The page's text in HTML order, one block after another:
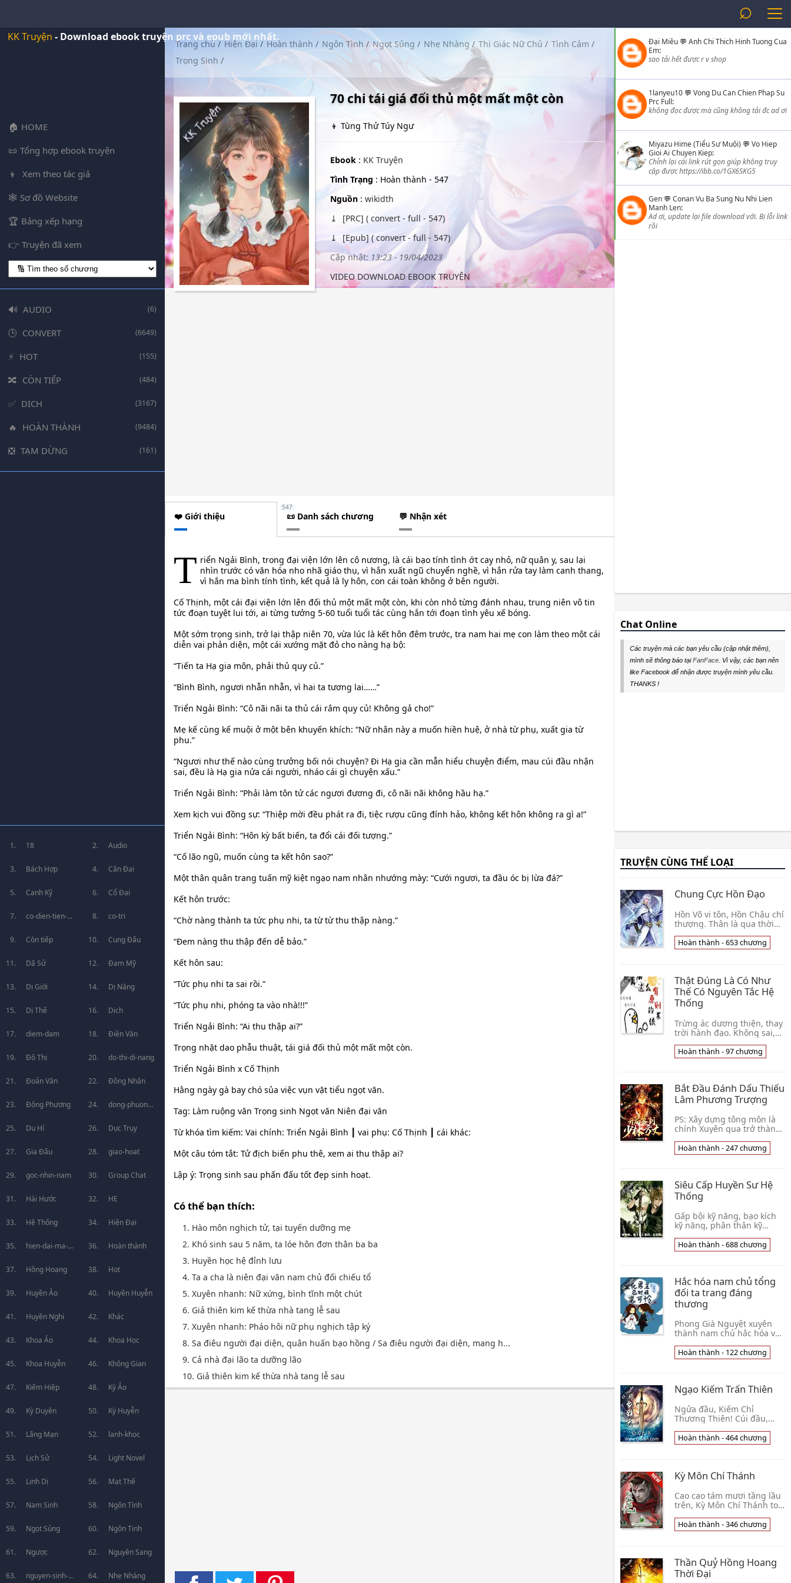
KK Truyện - Download ebook truyện prc và epub mới nhất.
⌕
HOME
Tổng hợp ebook truyện
Xem theo tác giả
Sơ đồ Website
Bảng xếp hạng
Truyện đã xem
AUDIO (6)
CONVERT (6649)
HOT (155)
CÒN TIẾP (484)
DỊCH (3167)
HOÀN THÀNH (9484)
TẠM DỪNG (161)
18 Audio
Bách Hợp Cận Đại
Cạnh Kỹ Cổ Đại
co-dien-tien-
hiep
co-tri
Còn tiếp Cung Đấu
Dã Sử Đam Mỹ
Dị Giới Dị Năng
Dị Thế Dịch
diem-dam Điền Văn
Đô Thị do-thi-di-nang
Đoản Văn Đồng Nhân
Đông Phương dong-phuong-
huyen-huyen
Du Hí Dục Trụy
Gia Đấu giao-hoat
goc-nhin-nam Group Chat
Hài Hước HE
Hệ Thống Hiện Đại
hien-dai-ma-
phap
Hoàn thành
Hồng Hoang Hot
Huyền Ảo Huyền Huyễn
Huyền Nghi Khác
Khoa Ảo Khoa Học
Khoa Huyễn Không Gian
Kiếm Hiệp Kỳ Ảo
Kỳ Duyên Kỳ Huyễn
Lãng Mạn lanh-khoc
Lịch Sử Light Novel
Linh Dị Mạt Thế
Nam Sinh Ngôn Tình
Ngọt Sủng Ngôn Tinh
Ngược Nguyên Sang
nguyen-sinh- Nhẹ Nhàng
Trang chủ/ Hiện Đại/ Hoàn thành / Ngôn Tình / Ngọt Sủng / Nhẹ Nhàng / Thị Giác Nữ Chủ / Tình Cảm /
Trọng Sinh /
70 chi tái giá đối thủ một mất một còn
👦 Tùng Thử Túy Ngư
Ebook : KK Truyện
Tình Trạng : Hoàn thành - 547
Nguồn: wikidth
[PRC] ( convert - full - 547)
[Epub] ( convert - full - 547)
Cập nhật: 13:23 - 19/04/2023
VIDEO DOWNLOAD EBOOK TRUYỆN
❤️ Giới thiệu 📜 Danh sách chương
547
💬 Nhận xét
T riển Ngải Bình, trong đại viện lớn lên cô nương, là cái bạo tính tình ớt cay nhỏ, nữ quân y, sau lại
nhìn trước có văn hóa nho nhã giáo thụ, vì hắn xuất ngũ chuyển nghề, vì hắn rửa tay làm canh thang,
vì hắn ma bình tính tình, kết quả là ly hôn, con cái toàn không ở bên người.
Cố Thịnh, một cái đại viện lớn lên đối thủ một mất một còn, khi còn nhỏ từng đánh nhau, trung niên vô tin
tức đoạn tuyệt lui tới, ai từng tưởng 5-60 tuổi tuổi tác cùng hắn tới đoạn tình yêu xế bóng.
Một sớm trọng sinh, trở lại thập niên 70, vừa lúc là kết hôn đêm trước, tra nam hai mẹ con làm theo một cái
diễn vai phản diện, một cái xướng mặt đỏ cho nàng hạ bộ:
“Tiến ta Hạ gia môn, phải thủ quy củ.”
“Bình Bình, ngươi nhẫn nhẫn, vì hai ta tương lai……”
Triển Ngải Bình: “Cô nãi nãi ta thủ cái rắm quy củ! Không gả cho!”
Mẹ kế cùng kế muội ở một bên khuyến khích: “Nữ nhân này a muốn hiền huệ, ở nhà từ phụ, xuất gia từ
phu.”
“Ngươi như thế nào cùng trưởng bối nói chuyện? Đi Hạ gia cần mẫn hiểu chuyện điểm, mau cúi đầu nhận
sai, đều là Hạ gia nửa cái người, nháo cái gì chuyện xấu.”
Triển Ngải Bình: “Phải làm tôn tử các ngươi đương đi, cô nãi nãi không hầu hạ.”
Xem kịch vui đồng sự: “Thiệp mời đều phát ra đi, tiệc rượu cũng đính hảo, không kết hôn không ra gì a!”
Triển Ngải Bình: “Hôn kỳ bất biến, ta đổi cái đối tượng.”
“Cố lão ngũ, muốn cùng ta kết hôn sao?”
Một thân quân trang tuấn mỹ kiệt ngạo nam nhân nhướng mày: “Cưới ngươi, ta đầu óc bị lừa đá?”
Kết hôn trước:
“Chờ nàng thành ta tức phụ nhi, ta từ từ thu thập nàng.”
“Đem nàng thu thập đến dễ bảo.”
Kết hôn sau:
“Tức phụ nhi ta sai rồi.”
“Tức phụ nhi, phóng ta vào nhà!!!”
Triển Ngải Bình: “Ai thu thập ai?”
Trọng nhặt dao phẫu thuật, tái giá đối thủ một mất một còn.
Triển Ngải Bình x Cố Thịnh
Hằng ngày gà bay chó sủa việc vụn vặt tiểu ngọt văn.
Tag: Làm ruộng văn Trọng sinh Ngọt văn Niên đại văn
Từ khóa tìm kiếm: Vai chính: Triển Ngải Bình ┃ vai phụ: Cố Thịnh ┃ cái khác:
Một câu tóm tắt: Tử địch biến phu thê, xem ai thu thập ai?
Lập ý: Trọng sinh sau phấn đấu tốt đẹp sinh hoạt.
Có thể bạn thích:
1. Hào môn nghịch tử, tại tuyến dưỡng mẹ
2. Khó sinh sau 5 năm, ta lóe hôn đơn thân ba ba
3. Huyền học hệ đỉnh lưu
4. Ta a cha là niên đại văn nam chủ đối chiếu tổ
5. Xuyên nhanh: Nữ xứng, bình tĩnh một chút
6. Giả thiên kim kế thừa nhà tang lễ sau
7. Xuyên nhanh: Pháo hôi nữ phụ nghịch tập ký
8. Sa điêu người đại diện, quân huấn bạo hồng / Sa điêu người đại diện, mang h...
9. Cả nhà đại lão ta dưỡng lão
10. Giả thiên kim kế thừa nhà tang lễ sau
Đại Miêu 💬 Anh Chi Thich Hinh Tuong Cua
Em:
sao tải hết được r v shop
1lanyeu10 💬 Vong Du Can Chien Phap Su
Prc Full:
không đọc được mà cũng không tải đc ad ơi
Miyazu Hime (Tiểu Sư Muội) 💬 Vo Hiep
Gioi Ai Chuyen Kiep:
Chỉnh lại cái link rút gọn giúp không truy
cập được https://ibb.co/1GX6SKG5
Gen 💬 Conan Vu Ba Sung Nu Nhi Lien
Manh Len:
Ad ơi, update lại file download với. Bị lỗi link
rồi
Chat Online
Các truyện mà các bạn yêu cầu (cập nhật thêm),
mình sẽ thông báo tạiFanFace . Vì vậy, các bạn nên
like Facebook để nhận được truyện mình yêu cầu.
THANKS !
TRUYỆN CÙNG THỂ LOẠI
Chung Cực Hồn Đạo
Hồn Võ vi tôn, Hồn Châu chí
thượng. Thân là qua thời
ngẫu nhiên đạt được một
kiện tên là 'Tứ Phương
Hoàn thành - 653 chương
Thật Đúng Là Có Như
Thế Có Nguyên Tắc Hệ
Thống
Trừng ác dương thiện, thay
trời hành đạo. Không sai,
xem hệ thống định tốt
trừng phạt cùng trợ giúp
Hoàn thành - 97 chương
Bắt Đầu Đánh Dấu Thiếu
Lâm Phương Trượng
PS: Xây dựng tông môn là
chính Xuyên qua trở thành
trượng, lại phát hiện đây là
một cái võ đạo hưng thịnh,
Hoàn thành - 247 chương
Siêu Cấp Huyền Sư Hệ
Thống
Gấp bội kỹ năng, bạo kích
kỹ năng, phân thân kỹ
các loại kỹ năng không
ngừng xuất hiện, rất nhiều
Hoàn thành - 688 chương
Hắc hóa nam chủ tổng
đối ta trang đáng
thương
Phong Già Nguyệt xuyên
thành nam chủ hắc hóa văn
nhìn đến tuấn mỹ nam chủ
đàm tiếu gian giết người vô
Hoàn thành - 122 chương
Ngạo Kiếm Trấn Thiên
Ngửa đầu, Kiếm Chỉ
Thương Thiên! Cúi đầu,
Nhiên ngày trước, cứu Giai
Nhân, báo Huyết Cừu!
Hoàn thành - 464 chương
Kỳ Môn Chí Thánh
Cao cao tám mươi tầng lầu
trên, Kỳ Môn Chí Thánh to
kiếng trước, một cái phổ
thông người đàn ông trung
Hoàn thành - 346 chương
Thần Quỷ Hồng Hoang
Thời Đại